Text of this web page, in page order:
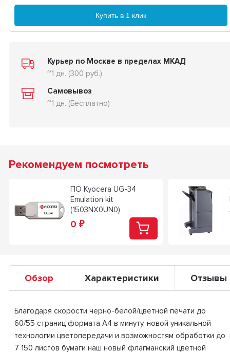
Купить в 1 клик
Курьер по Москве в пределах МКАД
~1 дн. (300 руб.)
Самовывоз
~1 дн. (Бесплатно)
Рекомендуем посмотреть
ПО Kyocera UG-34
Emulation kit
(1503NX0UN0)
0 ₽
Обзор Характеристики Отзывы
Благодаря скорости черно-белой/цветной печати до
60/55 страниц формата А4 в минуту, новой уникальной
технологии цветопередачи и возможностям обработки до
7 150 листов бумаги наш новый флагманский цветной